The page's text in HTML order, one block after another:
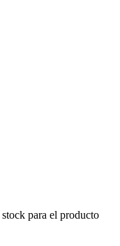
para el producto